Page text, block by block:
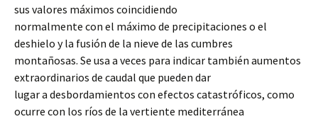
sus valores máximos coincidiendo
normalmente con el máximo de precipitaciones o el
deshielo y la fusión de la nieve de las cumbres
montañosas. Se usa a veces para indicar también aumentos
extraordinarios de caudal que pueden dar
lugar a desbordamientos con efectos catastróficos, como
ocurre con los ríos de la vertiente mediterránea